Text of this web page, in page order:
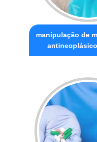
manipulação de